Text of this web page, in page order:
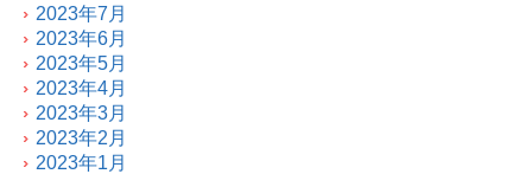
2023年7月
2023年6月
2023年5月
2023年4月
2023年3月
2023年2月
2023年1月